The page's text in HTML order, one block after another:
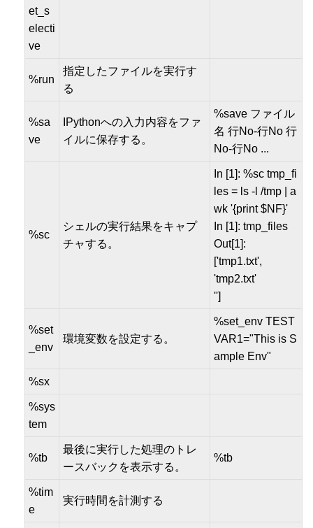
et_s
electi
ve
%run
指定したファイルを実行す
る
%sa
ve
IPythonへの入力内容をファ
イルに保存する。
%save ファイル
名 行No-行No 行
No-行No ...
%sc
シェルの実行結果をキャプ
チャする。
In [1]: %sc tmp_fi
les = ls -l /tmp | a
wk '{print $NF}'
In [1]: tmp_files
Out[1]:
['tmp1.txt',
'tmp2.txt'
'']
%set
_env
環境変数を設定する。
%set_env TEST
VAR1="This is S
ample Env"
%sx
%sys
tem
%tb
最後に実行した処理のトレ
ースバックを表示する。
%tb
%tim
e
実行時間を計測する